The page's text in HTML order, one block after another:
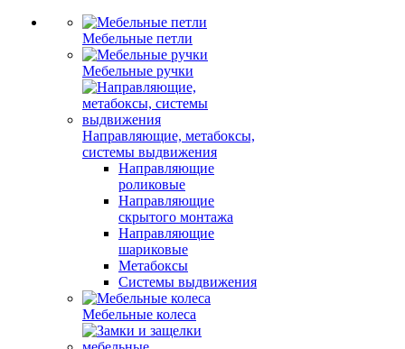
Мебельные петли
Мебельные ручки
Направляющие, метабоксы,
системы выдвижения
Направляющие
роликовые
Направляющие
скрытого монтажа
Направляющие
шариковые
Метабоксы
Системы выдвижения
Мебельные колеса